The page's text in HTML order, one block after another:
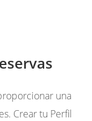
una
Crear tu Perfil